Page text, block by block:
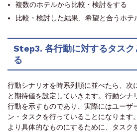
複数のホテルから比較・検討をする
比較・検討した結果、希望と合うホテ
Step3. 各行動に対するタスク
る
行動シナリオを時系列順に並べたら、次
と期待値を設定していきます。行動シナ
行動を示すものであり、実際にはユーザ
ン・タスクを行っていることになります
より具体的なものにするために、タスク